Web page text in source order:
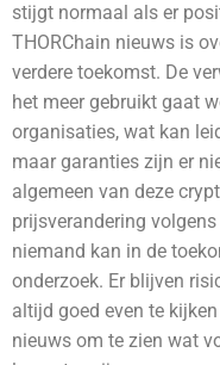
stijgt normaal als er
THORChain nieuws is
verdere toekomst. De
het meer gebruikt gaat
organisaties, wat kan
maar garanties zijn er
algemeen van deze
prijsverandering
niemand kan in de
onderzoek. Er blijven
altijd goed even te
nieuws om te zien wat